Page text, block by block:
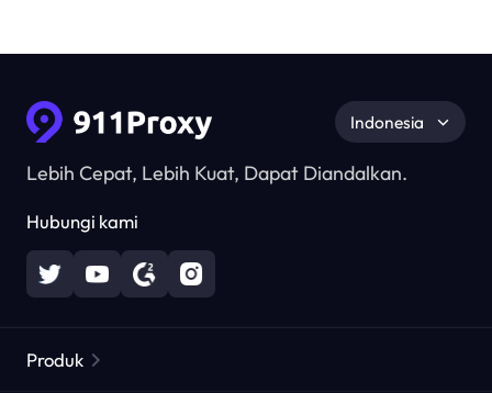
Lebih Cepat, Lebih Kuat, Dapat Diandalkan.
Hubungi kami
Indonesia
Produk